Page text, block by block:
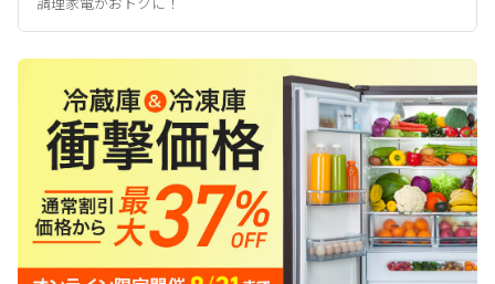
調理家電がおトクに！